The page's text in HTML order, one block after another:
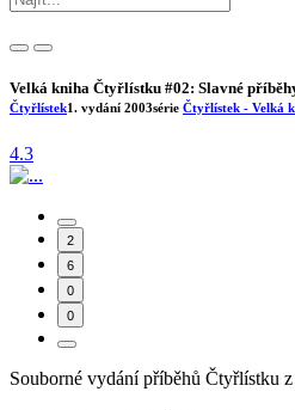
Velká kniha Čtyřlístku #02: Slavné
Čtyřlístek1. vydání 2003série Čtyřlístek - Velká
4.3
2
6
0
0
Souborné vydání příběhů Čtyřlístku